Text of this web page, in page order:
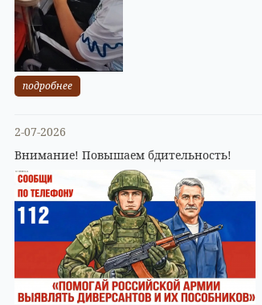
подробнее
2-07-2026
Внимание! Повышаем бдительность!